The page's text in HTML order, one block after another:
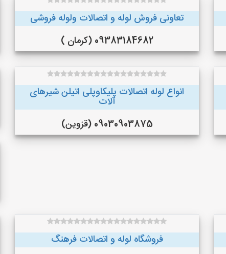
تعاونی فروش لوله و اتصالات ولوله فروشی
09383184682 (کرمان )
انواع لوله اتصالات پلیکاوپلی اتیلن ‌شیرهای
آلات
09030903875 (قزوین)
فروشگاه لوله و اتصالات فرهنگ